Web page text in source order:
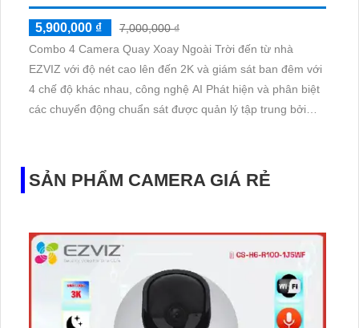
5,900,000 ₫
7,000,000 ₫
Combo 4 Camera Quay Xoay Ngoài Trời đến từ nhà
EZVIZ với độ nét cao lên đến 2K và giám sát ban đêm với
4 chế độ khác nhau, công nghệ AI Phát hiện và phân biệt
các chuyển động chuẩn sát được quản lý tập trung bởi
SẢN PHẨM CAMERA GIÁ RẺ